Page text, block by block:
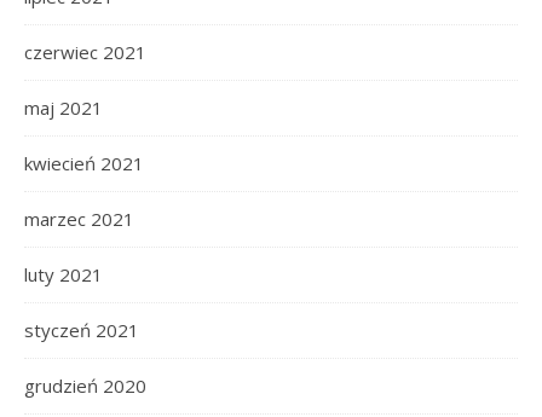
czerwiec 2021
maj 2021
kwiecień 2021
marzec 2021
luty 2021
styczeń 2021
grudzień 2020